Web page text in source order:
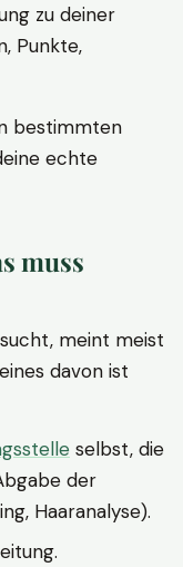
zu deiner
Punkte,
bestimmten
echte
muss
meint meist
davon ist
selbst, die
der
Haaranalyse).